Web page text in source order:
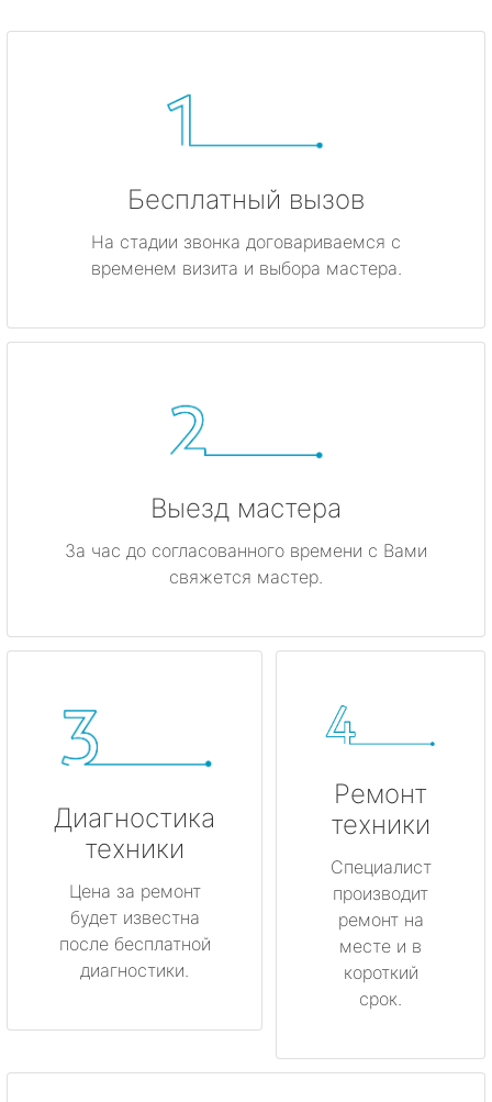
Бесплатный вызов
На стадии звонка договариваемся с
временем визита и выбора мастера.
Выезд мастера
За час до согласованного времени с Вами
свяжется мастер.
Диагностика
техники
Цена за ремонт
будет известна
после бесплатной
диагностики.
Ремонт
техники
Специалист
производит
ремонт на
месте и в
короткий
срок.